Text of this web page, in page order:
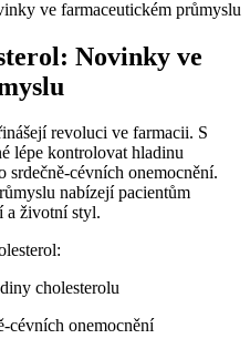
Novinky ve
revoluci ve farmacii. S
lépe kontrolovat hladinu
cévních onemocnění.
nabízejí pacientům
a životní styl.
cholesterolu
cévních onemocnění